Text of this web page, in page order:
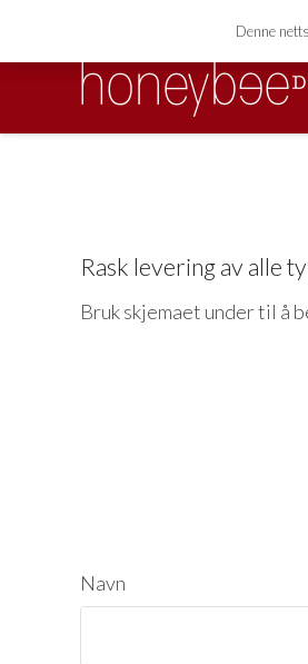
(+ 47)942 58 820 email
Rask levering av alle
Bruk skjemaet under til å
Navn
Denne